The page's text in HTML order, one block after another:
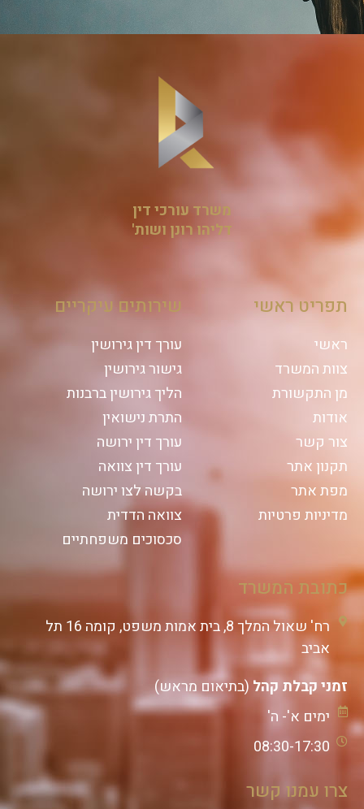
משרד עורכי דין
דליהו רונן ושות'
תפריט ראשי
ראשי
צוות המשרד
מן התקשורת
אודות
צור קשר
תקנון אתר
מפת אתר
מדיניות פרטיות
שירותים עיקריים
עורך דין גירושין
גישור גירושין
הליך גירושין ברבנות
התרת נישואין
עורך דין ירושה
עורך דין צוואה
בקשה לצו ירושה
צוואה הדדית
סכסוכים משפחתיים
כתובת המשרד
רח' שאול המלך 8, בית אמות משפט, קומה 16 תל
אביב
זמני קבלת קהל (בתיאום מראש)
ימים א'- ה'
08:30-17:30
צרו עמנו קשר